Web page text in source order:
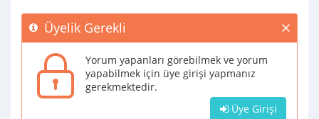
Üyelik Gerekli
Yorum yapanları görebilmek ve yorum
yapabilmek için üye girişi yapmanız
gerekmektedir.
Üye Girişi